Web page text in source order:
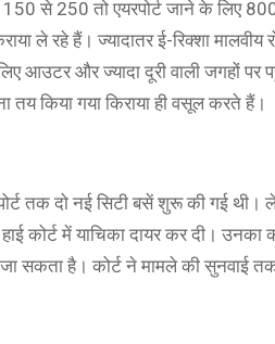
से 250 तो एयरपोर्ट जाने के लिए
ले रहे हैं। ज्यादातर ई-रिक्शा मालवीय
और ज्यादा दूरी वाली जगहों पर
तय किया गया किराया ही वसूल करते हैं।
तक दो नई सिटी बसें शुरू की गई
कोर्ट में याचिका दायर कर दी।
जा सकता है। कोर्ट ने मामले की सुनवाई